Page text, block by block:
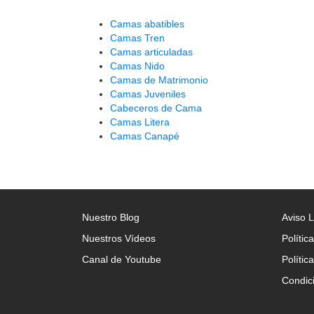
Camas abatibles
Camas Tren
Camas articuladas
Camas Nido
Camas de Matrimonio
Camas Juveniles
Cabeceros de Cama
Camas Litera
Camas Canapé
Nuestro Blog
Nuestros Vídeos
Canal de Youtube
Aviso